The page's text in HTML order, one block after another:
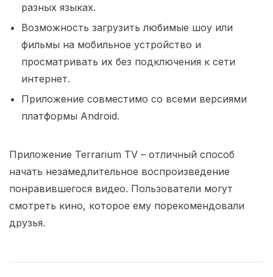
разных языках.
Возможность загрузить любимые шоу или
фильмы на мобильное устройство и
просматривать их без подключения к сети
интернет.
Приложение совместимо со всеми версиями
платформы Android.
Приложение Terrarium TV – отличный способ
начать незамедлительное воспроизведение
понравившегося видео. Пользователи могут
смотреть кино, которое ему порекомендовали
друзья.